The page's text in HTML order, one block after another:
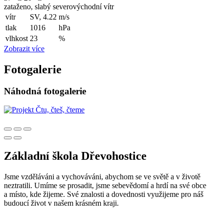
zataženo, slabý severovýchodní vítr
vítr
SV, 4.22 m/s
tlak
1016
hPa
vlhkost 23
%
Zobrazit více
Fotogalerie
Náhodná fotogalerie
Základní škola Dřevohostice
Jsme vzděláváni a vychováváni, abychom se ve světě a v životě
neztratili. Umíme se prosadit, jsme sebevědomí a hrdí na své obce
a místo, kde žijeme. Své znalosti a dovednosti využijeme pro náš
budoucí život v našem krásném kraji.